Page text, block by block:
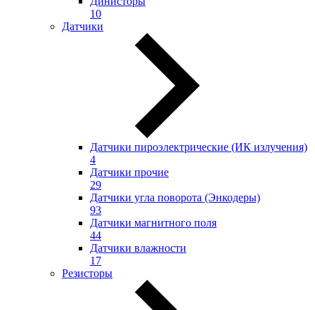
10
Датчики
Датчики пироэлектрические (ИК излучения)
4
Датчики прочие
29
Датчики угла поворота (Энкодеры)
93
Датчики магнитного поля
44
Датчики влажности
17
Резисторы